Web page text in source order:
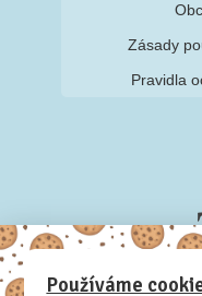
Zásady
Pravidla
Používáme